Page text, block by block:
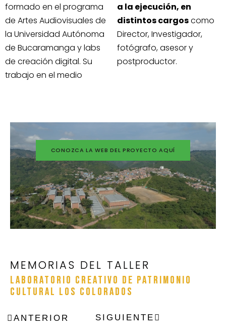
formado en el programa
de Artes Audiovisuales de
la Universidad Autónoma
de Bucaramanga y labs
de creación digital. Su
trabajo en el medio
a la ejecución, en
distintos cargoscomo
Director, Investigador,
fotógrafo, asesor y
postproductor.
CONOZCA LA WEB DEL PROYECTO AQUÍ
MEMORIAS DEL TALLER
LABORATORIO CREATIVO DE PATRIMONIO
CULTURAL LOS COLORADOS
ANTERIOR SIGUIENTE